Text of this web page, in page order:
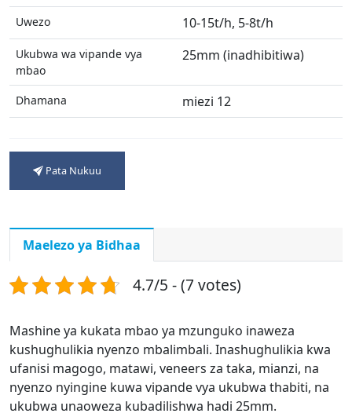
Uwezo 10-15t/h, 5-8t/h
Ukubwa wa vipande vya
mbao
25mm (inadhibitiwa)
Dhamana miezi 12
Pata Nukuu
Maelezo ya Bidhaa
4.7/5 - (7 votes)
Mashine ya kukata mbao ya mzunguko inaweza
kushughulikia nyenzo mbalimbali. Inashughulikia kwa
ufanisi magogo, matawi, veneers za taka, mianzi, na
nyenzo nyingine kuwa vipande vya ukubwa thabiti, na
ukubwa unaoweza kubadilishwa hadi 25mm.